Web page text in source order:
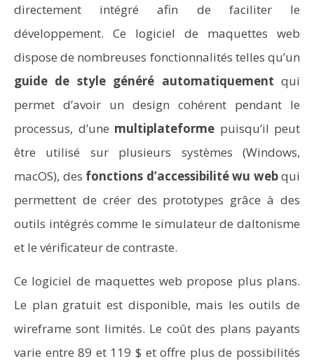
directement intégré afin de faciliter le
développement. Ce logiciel de maquettes web
dispose de nombreuses fonctionnalités telles qu’un
guide de style généré automatiquement qui
permet d’avoir un design cohérent pendant le
processus, d’une multiplateforme puisqu’il peut
être utilisé sur plusieurs systèmes (Windows,
macOS), des fonctions d’accessibilité wu webqui
permettent de créer des prototypes grâce à des
outils intégrés comme le simulateur de daltonisme
et le vérificateur de contraste.
Ce logiciel de maquettes web propose plus plans.
Le plan gratuit est disponible, mais les outils de
wireframe sont limités. Le coût des plans payants
varie entre 89 et 119 $ et offre plus de possibilités